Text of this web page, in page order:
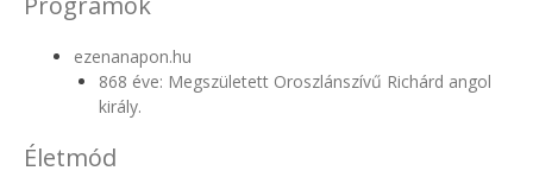
ezenanapon.hu
868 éve: Megszületett Oroszlánszívű Richárd angol
király.
Életmód